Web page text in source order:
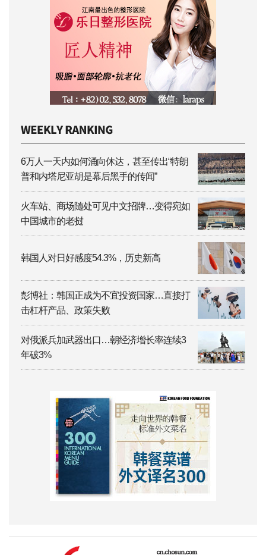
6万人一天内如何涌向休达，甚至传出“特朗
普和内塔尼亚胡是幕后黑手的传闻”
火车站、商场随处可见中文招牌…变得宛如
中国城市的老挝
韩国人对日好感度54.3%，历史新高
彭博社：韩国正成为不宜投资国家…直接打
击杠杆产品、政策失败
对俄派兵加武器出口…朝经济增长率连续3
年破3%